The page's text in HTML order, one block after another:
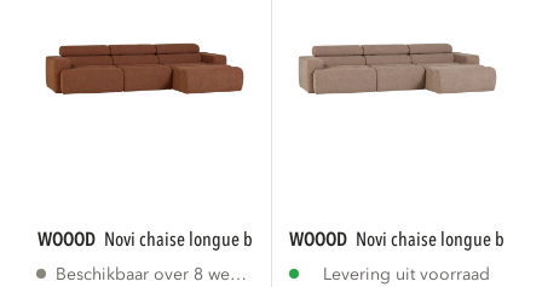
WOOOD novi chaise longue bank rechts bouclé...
Beschikbaar over 8 weken
WOOOD novi chaise longue bank
Levering uit voorraad